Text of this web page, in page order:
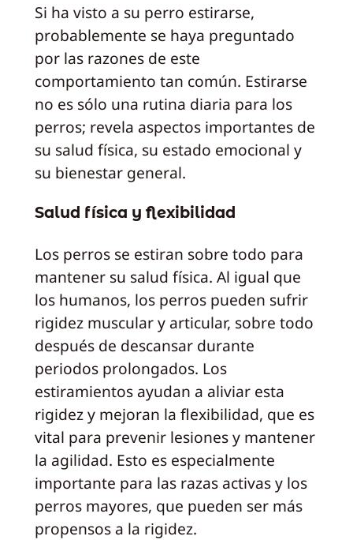
Si ha visto a su perro estirarse,
probablemente se haya preguntado
por las razones de este
comportamiento tan común. Estirarse
no es sólo una rutina diaria para los
perros; revela aspectos importantes de
su salud física, su estado emocional y
su bienestar general.
Salud física y flexibilidad
Los perros se estiran sobre todo para
mantener su salud física. Al igual que
los humanos, los perros pueden sufrir
rigidez muscular y articular, sobre todo
después de descansar durante
periodos prolongados. Los
estiramientos ayudan a aliviar esta
rigidez y mejoran la flexibilidad, que es
vital para prevenir lesiones y mantener
la agilidad. Esto es especialmente
importante para las razas activas y los
perros mayores, que pueden ser más
propensos a la rigidez.